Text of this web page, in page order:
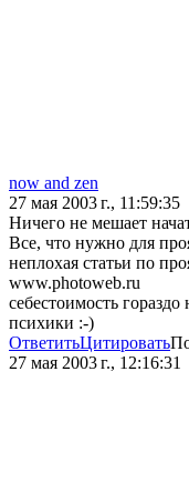
now and zen
27 мая 2003 г., 11:59:35
Ничего не мешает
Все, что нужно для
неплохая статьи по
www.photoweb.ru
себестоимость
психики :-)
ОтветитьЦитировать
27 мая 2003 г., 12:16:31